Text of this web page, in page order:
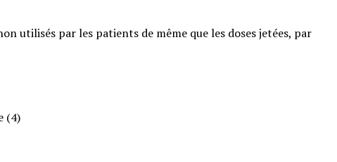
utilisés par les patients de même que les doses jetées, par
(4)